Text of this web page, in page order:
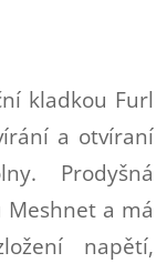
kladkou Furl
a otvíraní
Prodyšná
a má
napětí,